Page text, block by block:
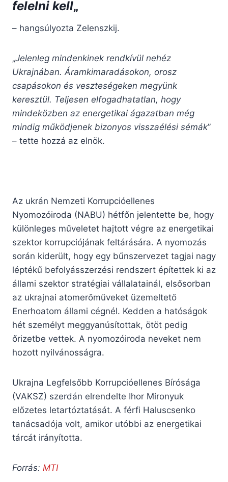
felelni kell„
– hangsúlyozta Zelenszkij.
„Jelenleg mindenkinek rendkívül nehéz
Ukrajnában. Áramkimaradásokon, orosz
csapásokon és veszteségeken megyünk
keresztül. Teljesen elfogadhatatlan, hogy
mindeközben az energetikai ágazatban még
mindig működjenek bizonyos visszaélési sémák”
– tette hozzá az elnök.
Az ukrán Nemzeti Korrupcióellenes
Nyomozóiroda (NABU) hétfőn jelentette be, hogy
különleges műveletet hajtott végre az energetikai
szektor korrupciójának feltárására. A nyomozás
során kiderült, hogy egy bűnszervezet tagjai nagy
léptékű befolyásszerzési rendszert építettek ki az
állami szektor stratégiai vállalatainál, elsősorban
az ukrajnai atomerőműveket üzemeltető
Enerhoatom állami cégnél. Kedden a hatóságok
hét személyt meggyanúsítottak, ötöt pedig
őrizetbe vettek. A nyomozóiroda neveket nem
hozott nyilvánosságra.
Ukrajna Legfelsőbb Korrupcióellenes Bírósága
(VAKSZ) szerdán elrendelte Ihor Mironyuk
előzetes letartóztatását. A férfi Haluscsenko
tanácsadója volt, amikor utóbbi az energetikai
tárcát irányította.
Forrás: MTI